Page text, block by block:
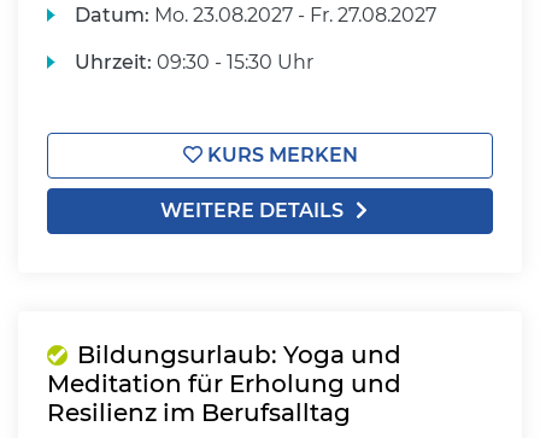
Datum: Mo. 23.08.2027 - Fr. 27.08.2027
Uhrzeit: 09:30 - 15:30 Uhr
KURS MERKEN
WEITERE DETAILS
Bildungsurlaub: Yoga und
Meditation für Erholung und
Resilienz im Berufsalltag